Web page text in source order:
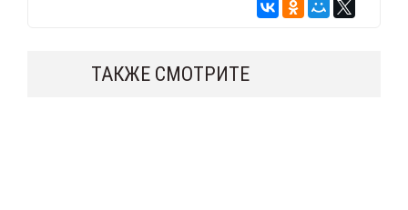
ТАКЖЕ СМОТРИТЕ